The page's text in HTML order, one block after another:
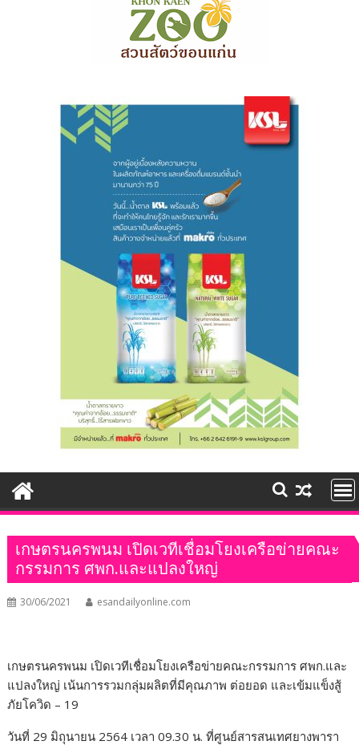
เกษตรนครพนม เปิดเวทีเชื่อมโยงเครือข่ายคณะ
กรรมการ ศพก.และแปลงใหญ่
30/06/2021 esandailyonline.com
เกษตรนครพนม เปิดเวทีเชื่อมโยงเครือข่ายคณะกรรมการ ศพก.และ
แปลงใหญ่ เน้นการรวมกลุ่มผลิตที่มีคุณภาพ ต่อยอด และเข้มแข็งสู้
ภัยโควิด – 19
วันที่ 29 มิถุนายน 2564 เวลา 09.30 น. ที่ศูนย์สารสนเทศยางพารา